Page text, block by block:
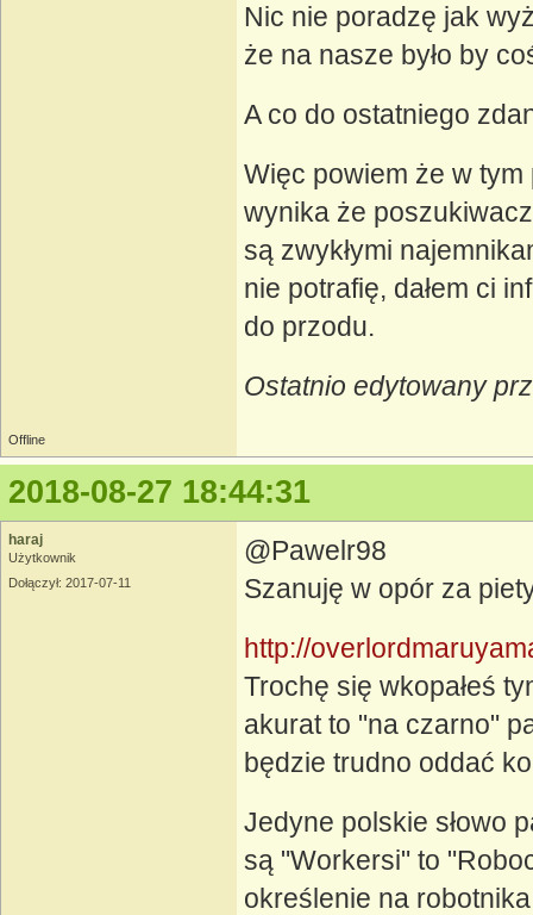
Nic nie poradzę jak
że na nasze było by
A co do ostatniego
Więc powiem że w
wynika że
są zwykłymi
nie potrafię, dałem ci
do przodu.
Ostatnio edytowany
Offline
2018-08-27 18:44:31
haraj
Użytkownik
Dołączył: 2017-07-11
@Pawelr98
Szanuję w opór za
http://
Trochę się wkopałeś
akurat to "na czarno"
będzie trudno oddać
Jedyne polskie słowo
są "Workersi" to
określenie na